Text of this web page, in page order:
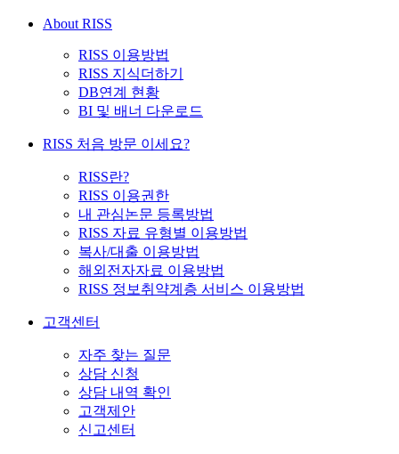
About RISS
RISS 이용방법
RISS 지식더하기
DB연계 현황
BI 및 배너 다운로드
RISS 처음 방문 이세요?
RISS란?
RISS 이용권한
내 관심논문 등록방법
RISS 자료 유형별 이용방법
복사/대출 이용방법
해외전자자료 이용방법
RISS 정보취약계층 서비스 이용방법
고객센터
자주 찾는 질문
상담 신청
상담 내역 확인
고객제안
신고센터